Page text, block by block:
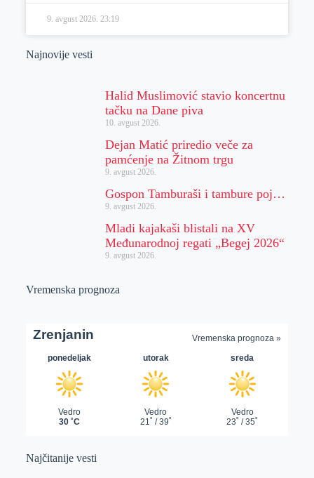
9. avgust 2026. 23:19
Najnovije vesti
Halid Muslimović stavio koncertnu
tačku na Dane piva
10. avgust 2026.
Dejan Matić priredio veče za
pamćenje na Žitnom trgu
9. avgust 2026.
Gospon Tamburaši i tambure poj…
9. avgust 2026.
Mladi kajakaši blistali na XV
Međunarodnoj regati „Begej 2026“
9. avgust 2026.
Vremenska prognoza
Najčitanije vesti